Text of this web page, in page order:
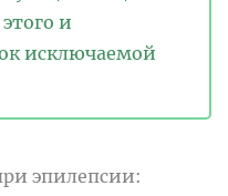
и
исключаемой
эпилепсии: